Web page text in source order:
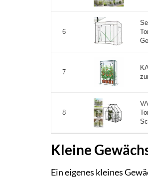
6
7
8
Kleine
Ein eigenes kleines